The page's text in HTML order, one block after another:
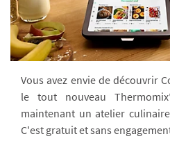
Vous avez envie de découvrir
le tout nouveau
maintenant un atelier culinaire
C'est gratuit et sans